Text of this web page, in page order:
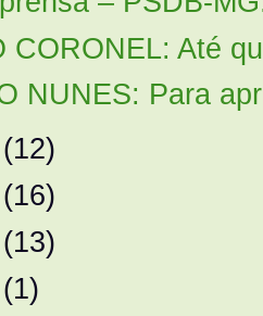
CORONEL: Até
NUNES: Para
(12)
(16)
(13)
(1)